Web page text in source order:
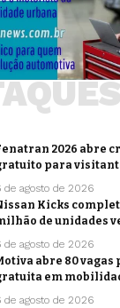
2026 abre
para
de agosto de 2026
Kicks
de unidades
de agosto de 2026
abre 80 vagas
em
de agosto de 2026